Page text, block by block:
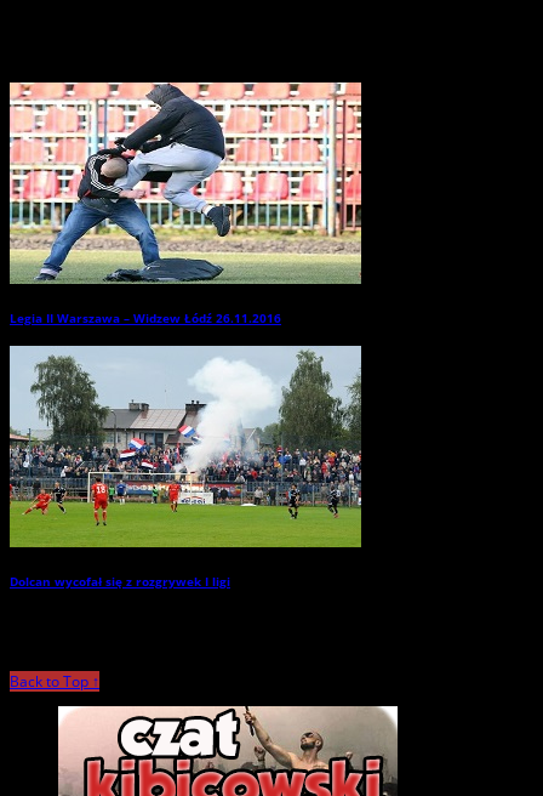
Legia II Warszawa – Widzew Łódź 26.11.2016
Dolcan wycofał się z rozgrywek I ligi
Back to Top ↑